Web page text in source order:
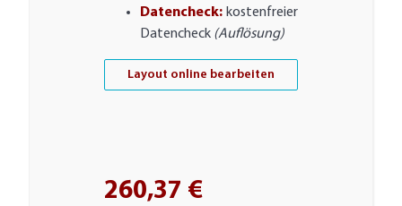
Datencheck: kostenfreier
Datencheck (Auflösung)
Layout online bearbeiten
260,37 €